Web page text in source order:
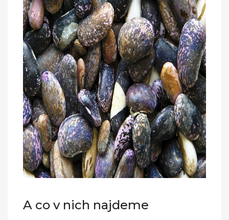
A co v nich najdeme